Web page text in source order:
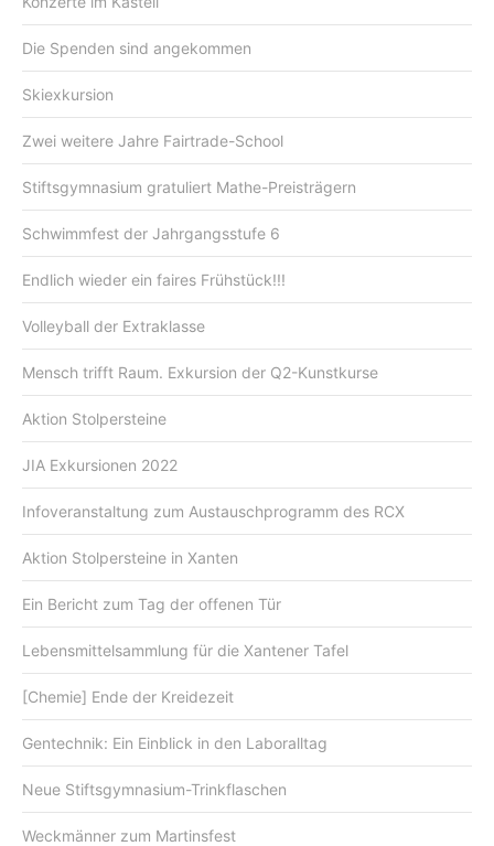
Die Spenden sind angekommen
Skiexkursion
Zwei weitere Jahre Fairtrade-School
Stiftsgymnasium gratuliert Mathe-Preisträgern
Schwimmfest der Jahrgangsstufe 6
Endlich wieder ein faires Frühstück!!!
Volleyball der Extraklasse
Mensch trifft Raum. Exkursion der Q2-Kunstkurse
Aktion Stolpersteine
JIA Exkursionen 2022
Infoveranstaltung zum Austauschprogramm des RCX
Aktion Stolpersteine in Xanten
Ein Bericht zum Tag der offenen Tür
Lebensmittelsammlung für die Xantener Tafel
[Chemie] Ende der Kreidezeit
Gentechnik: Ein Einblick in den Laboralltag
Neue Stiftsgymnasium-Trinkflaschen
Weckmänner zum Martinsfest